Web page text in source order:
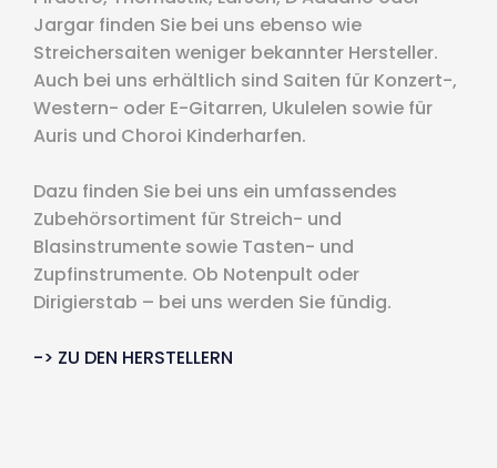
Jargar finden Sie bei uns ebenso wie
Streichersaiten weniger bekannter Hersteller.
Auch bei uns erhältlich sind Saiten für Konzert-,
Western- oder E-Gitarren, Ukulelen sowie für
Auris und Choroi Kinderharfen.
Dazu finden Sie bei uns ein umfassendes
Zubehörsortiment für Streich- und
Blasinstrumente sowie Tasten- und
Zupfinstrumente. Ob Notenpult oder
Dirigierstab – bei uns werden Sie fündig.
-> ZU DEN HERSTELLERN